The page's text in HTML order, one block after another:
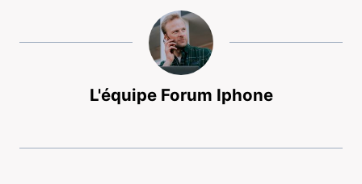
L'équipe Forum Iphone